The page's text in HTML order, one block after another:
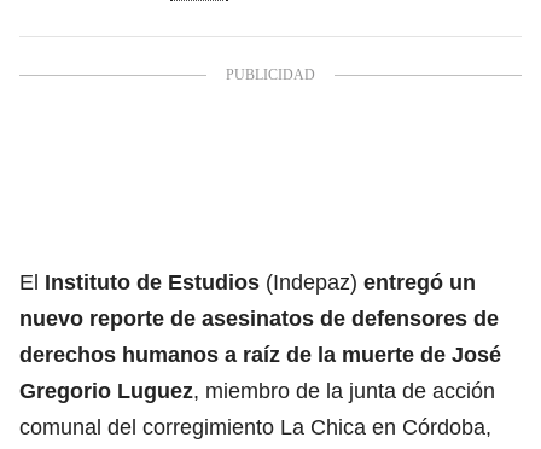
El Instituto de Estudios (Indepaz) entregó un
nuevo reporte de asesinatos de defensores de
derechos humanos a raíz de la muerte de José
Gregorio Luguez, miembro de la junta de acción
comunal del corregimiento La Chica en Córdoba,